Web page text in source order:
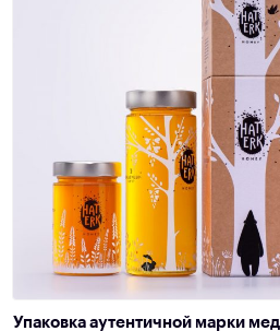
Упаковка аутентичной марки